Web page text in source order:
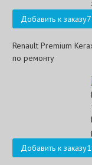
Добавить к заказу
Renault Premium
по ремонту
Добавить к заказу